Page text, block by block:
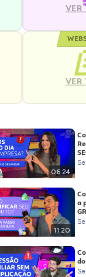
VER
VER
06:24
11:20
a